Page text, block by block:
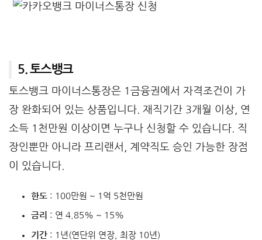
5. 토스뱅크
토스뱅크 마이너스통장은 1금융권에서 자격조건이 가
장 완화되어 있는 상품입니다. 재직기간 3개월 이상, 연
소득 1천만원 이상이면 누구나 신청할 수 있습니다. 직
장인뿐만 아니라 프리랜서, 계약직도 승인 가능한 장점
이 있습니다.
한도 : 100만원 ~ 1억 5천만원
금리 : 연 4.85% ~ 15%
기간: 1년(연단위 연장, 최장 10년)